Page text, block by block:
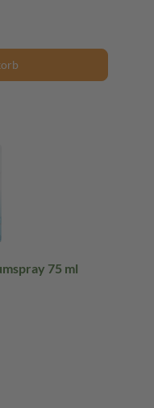
75 ml